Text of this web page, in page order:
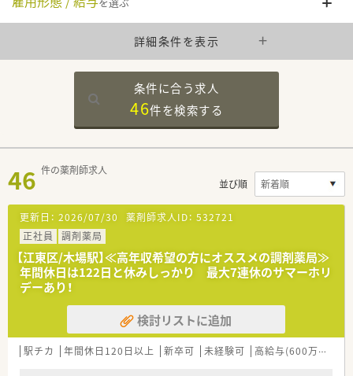
詳細条件を表示
条件に合う求人
46件を検索する
46 件の薬剤師求人
並び順
更新日： 2026/07/30 薬剤師求人ID： 532721
正社員
調剤薬局
【江東区/木場駅】≪高年収希望の方にオススメの調剤薬局≫
年間休日は122日と休みしっかり 最大7連休のサマーホリ
デーあり！
検討リストに追加
駅チカ 年間休日120日以上 新卒可 未経験可 高給与(600万円以上)